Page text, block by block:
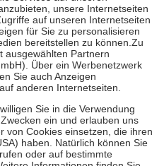
auch für Online-Apotheken.
beträgt die
sowie zehn Euro je
für ihre eigene Gesundheit zu
der Familie zu unterstützen,
vollendeten 18. Lebensjahr
Früherkennung, die von der